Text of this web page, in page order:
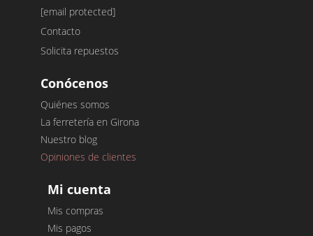
[email protected]
Contacto
Solicita repuestos
Conócenos
Quiénes somos
La ferretería en Girona
Nuestro blog
Opiniones de clientes
Mi cuenta
Mis compras
Mis pagos